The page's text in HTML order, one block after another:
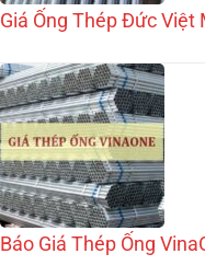
Giá Ống Thép Đức Việt
Báo Giá Thép Ống